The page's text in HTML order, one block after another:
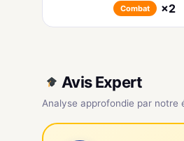
Combat ×2
Avis Expert
Analyse approfondie par notre